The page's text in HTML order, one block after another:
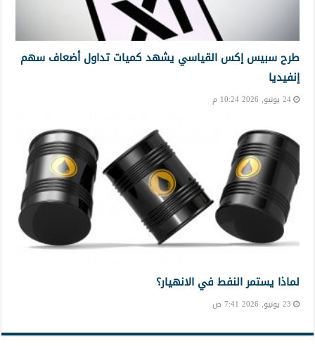
طرح سبيس إكس القياسي يشهد كميات تداول أضعاف سهم
إنفيديا
24 يونيو, 2026 10:24 م
لماذا يستمر النفط في الانهيار؟
23 يونيو, 2026 7:41 ص